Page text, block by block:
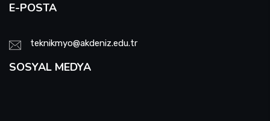
E-POSTA
teknikmyo@akdeniz.edu.tr
SOSYAL MEDYA